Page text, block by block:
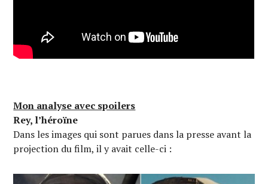
Mon analyse avec spoilers
Rey, l’héroïne
Dans les images qui sont parues dans la presse avant la
projection du film, il y avait celle-ci :